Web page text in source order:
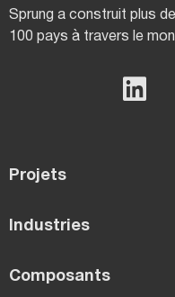
Sprung a construit plus
100 pays à travers le
Projets
Industries
Composants